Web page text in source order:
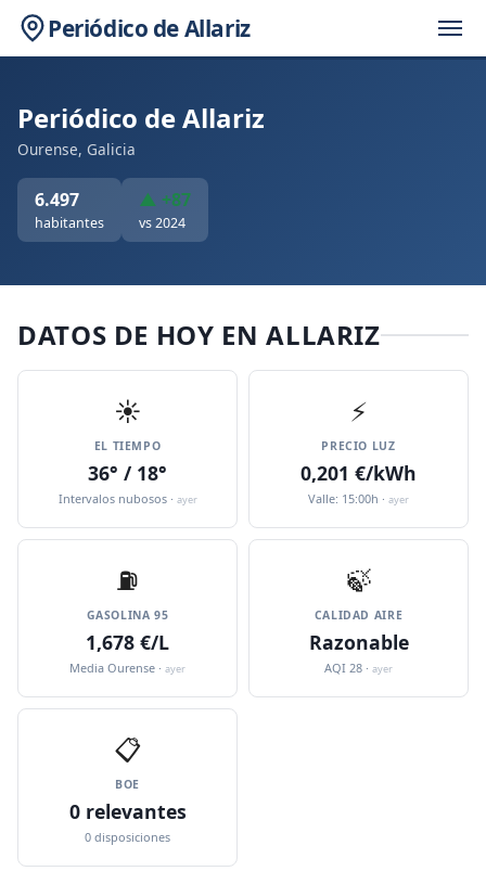
Periódico de Allariz
Periódico de Allariz
Ourense, Galicia
6.497
habitantes
▲ +87
vs 2024
DATOS DE HOY EN ALLARIZ
☀️
EL TIEMPO
36° / 18°
Intervalos nubosos · ayer
⚡
PRECIO LUZ
0,201 €/kWh
Valle: 15:00h · ayer
⛽️
GASOLINA 95
1,678 €/L
Media Ourense · ayer
🍃
CALIDAD AIRE
Razonable
AQI 28 · ayer
📋
BOE
0 relevantes
0 disposiciones